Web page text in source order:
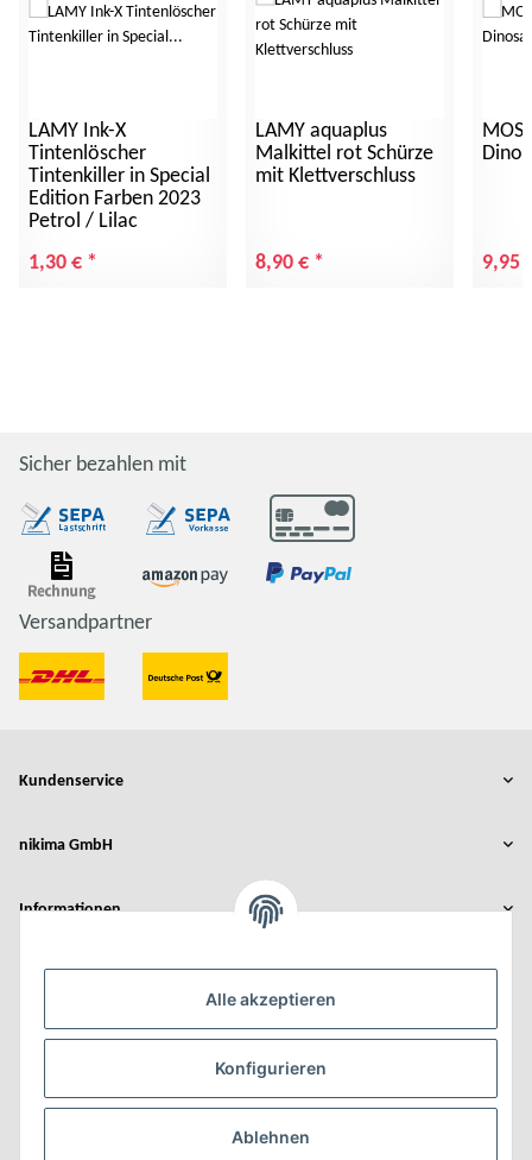
Alle akzeptieren
Konfigurieren
Ablehnen
LAMY Ink-X
Tintenlöscher
Tintenkiller in Special
Edition Farben 2023
Petrol / Lilac
1,30 € *
LAMY aquaplus
Malkittel rot Schürze
mit Klettverschluss
8,90 € * 9,95
Sicher bezahlen mit
Versandpartner
Kundenservice
nikima GmbH
Informationen
Rechtliches
Der Umbau wurde gefördert durch: